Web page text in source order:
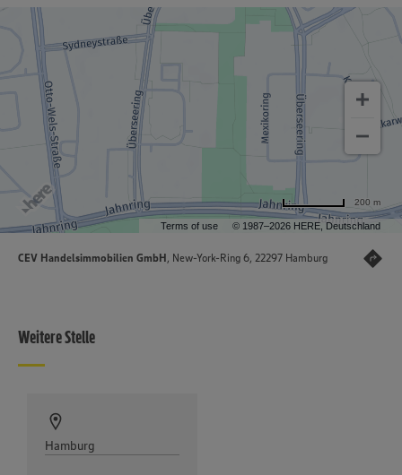
Terms of use © 1987–2026 HERE, Deutschland
200 m
CEV Handelsimmobilien GmbH, New-York-Ring 6, 22297 Hamburg
Weitere Stelle
Hamburg